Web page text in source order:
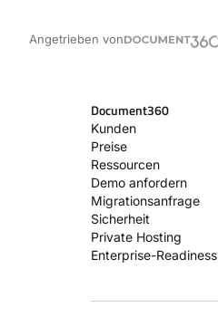
Angetrieben von
Document360
Kunden
Preise
Ressourcen
Demo anfordern
Migrationsanfrage
Sicherheit
Private Hosting
Enterprise-Readiness